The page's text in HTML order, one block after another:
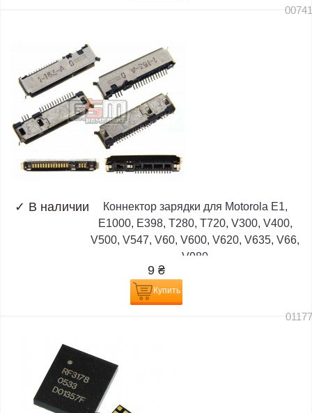
✓ В наличии
Коннектор зарядки для Motorola E1,
E1000, E398, T280, T720, V300, V400,
V500, V547, V60, V600, V620, V635, V66,
V980
9 ₴
Купить